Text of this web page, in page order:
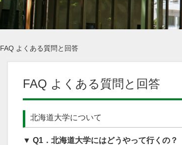
FAQ よくある質問と回答
FAQ よくある質問と回答
北海道大学について
▼ Q1．北海道大学にはどうやって行くの？